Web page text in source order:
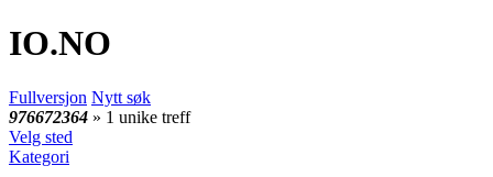
IO.NO
Fullversjon Nytt søk
976672364 » 1 unike treff
Velg sted
Kategori